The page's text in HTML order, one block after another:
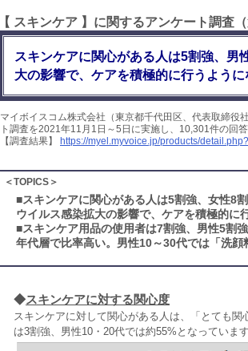
【 スキンケア 】に関するアンケート調査
スキンケアに関心がある人は5割強、男
大の影響で、ケアを積極的に行うよう
マイボイスコム株式会社（東京都千代田区、代表取締
ト調査を2021年11月1日～5日に実施し、10,301件の回
【調査結果】
https://myel.myvoice.jp/products/
＜TOPICS＞
■スキンケアに関心がある人は5割強、女性8
ウイルス感染拡大の影響で、ケアを積極的に
■スキンケア用品の使用者は7割強、男性5割
年代層で比率高い。男性10～30代では「洗
◆スキンケアに対する関心度
スキンケアに対して関心がある人は、「とても
は3割強、男性10・20代では約55%となっていま